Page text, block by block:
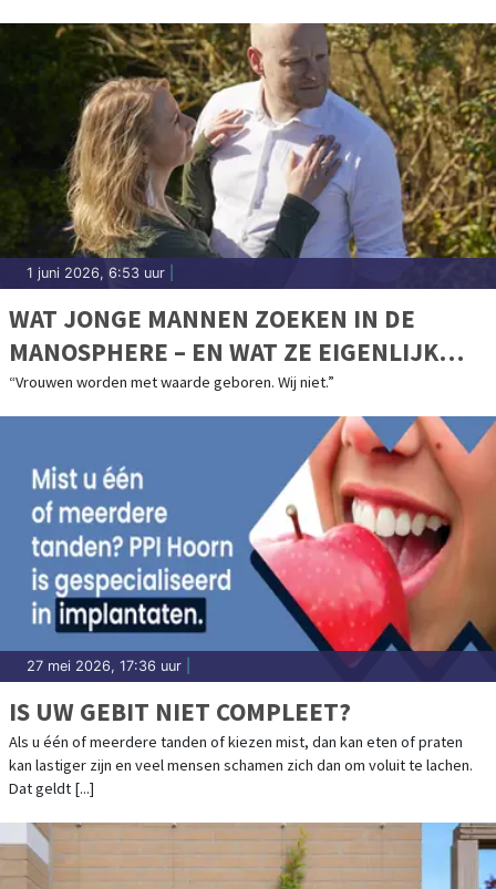
1 juni 2026, 6:53 uur
WAT JONGE MANNEN ZOEKEN IN DE
MANOSPHERE – EN WAT ZE EIGENLIJK
MISSEN
“Vrouwen worden met waarde geboren. Wij niet.”
27 mei 2026, 17:36 uur
IS UW GEBIT NIET COMPLEET?
Als u één of meerdere tanden of kiezen mist, dan kan eten of praten
kan lastiger zijn en veel mensen schamen zich dan om voluit te lachen.
Dat geldt [...]